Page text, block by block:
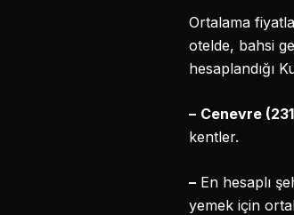
Ortalama
otelde, bahsi
hesaplandığı
– Cenevre
kentler.
– En hesaplı
yemek için